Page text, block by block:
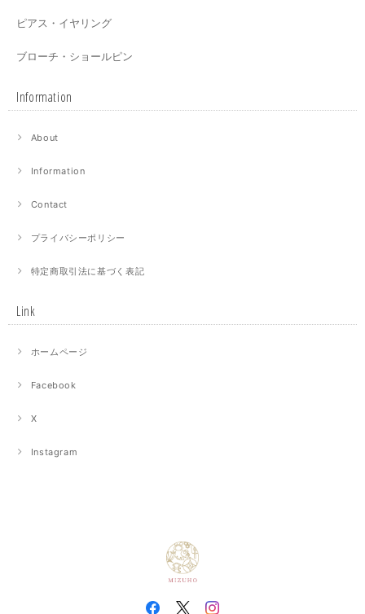
ピアス・イヤリング
ブローチ・ショールピン
Information
About
Information
Contact
プライバシーポリシー
特定商取引法に基づく表記
Link
ホームページ
Facebook
X
Instagram